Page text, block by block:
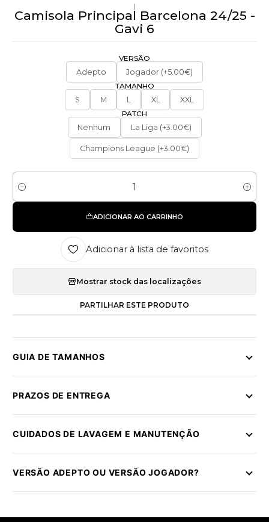
|
Camisola Principal Barcelona 24/25 -
Gavi 6
VERSÃO
Adepto
Jogador (+5.00€)
TAMANHO
S
M L XL
XXL
PATCH
Nenhum
La Liga (+3.00€)
Champions League (+3.00€)
Quantidade
ADICIONAR AO CARRINHO
Adicionar à lista de favoritos
Mostrar stock das localizações
PARTILHAR ESTE PRODUTO
GUIA DE TAMANHOS
PRAZOS DE ENTREGA
CUIDADOS DE LAVAGEM E MANUTENÇÃO
VERSÃO ADEPTO OU VERSÃO JOGADOR?